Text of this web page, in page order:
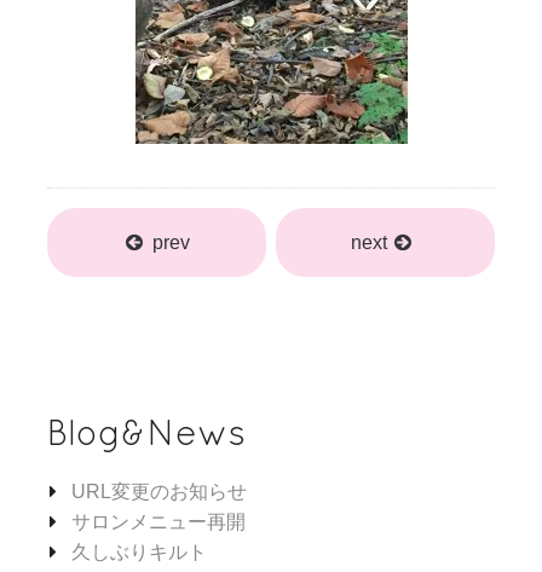
prev next
Blog&News
URL変更のお知らせ
サロンメニュー再開
久しぶりキルト